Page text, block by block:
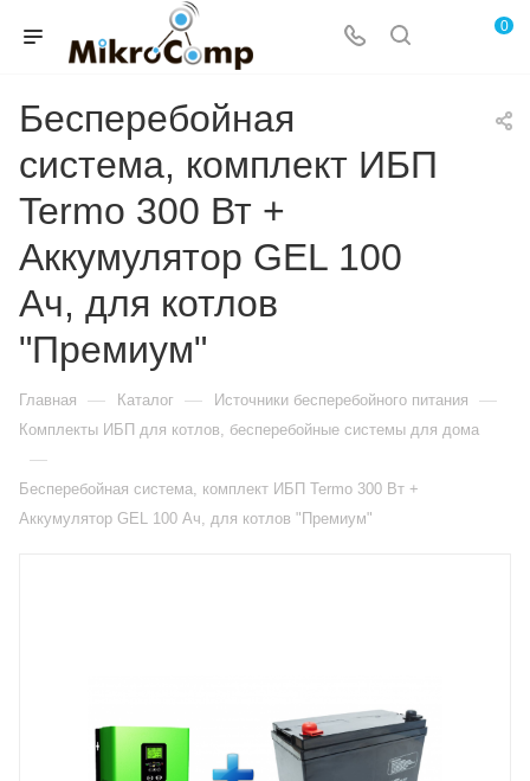
0
Бесперебойная
система, комплект ИБП
Termo 300 Вт +
Аккумулятор GEL 100
Ач, для котлов
"Премиум"
Главная — Каталог — Источники бесперебойного питания —
Комплекты ИБП для котлов, бесперебойные системы для дома
—
Бесперебойная система, комплект ИБП Termo 300 Вт +
Аккумулятор GEL 100 Ач, для котлов "Премиум"